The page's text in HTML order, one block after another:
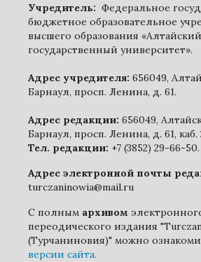
Учредитель: Федеральное
бюджетное образовательное
высшего образования «Алтайский
государственный университет».
Адрес учредителя: 656049,
Барнаул, просп. Ленина, д. 61.
Адрес редакции: 656049,
Барнаул, просп. Ленина, д. 61, каб.
Тел. редакции: +7 (3852) 29-66-50.
Адрес электронной почты
turczaninowia@mail.ru
С полным архивом
переодического издания
(Турчаниновия)" можно
версии сайта.